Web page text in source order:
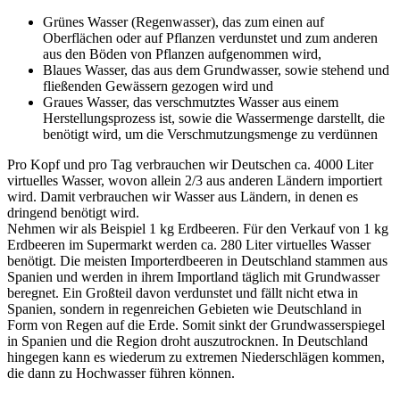
Grünes Wasser (Regenwasser), das zum einen auf
Oberflächen oder auf Pflanzen verdunstet und zum anderen
aus den Böden von Pflanzen aufgenommen wird,
Blaues Wasser, das aus dem Grundwasser, sowie stehend und
fließenden Gewässern gezogen wird und
Graues Wasser, das verschmutztes Wasser aus einem
Herstellungsprozess ist, sowie die Wassermenge darstellt, die
benötigt wird, um die Verschmutzungsmenge zu verdünnen
Pro Kopf und pro Tag verbrauchen wir Deutschen ca. 4000 Liter
virtuelles Wasser, wovon allein 2/3 aus anderen Ländern importiert
wird. Damit verbrauchen wir Wasser aus Ländern, in denen es
dringend benötigt wird.
Nehmen wir als Beispiel 1 kg Erdbeeren. Für den Verkauf von 1 kg
Erdbeeren im Supermarkt werden ca. 280 Liter virtuelles Wasser
benötigt. Die meisten Importerdbeeren in Deutschland stammen aus
Spanien und werden in ihrem Importland täglich mit Grundwasser
beregnet. Ein Großteil davon verdunstet und fällt nicht etwa in
Spanien, sondern in regenreichen Gebieten wie Deutschland in
Form von Regen auf die Erde. Somit sinkt der Grundwasserspiegel
in Spanien und die Region droht auszutrocknen. In Deutschland
hingegen kann es wiederum zu extremen Niederschlägen kommen,
die dann zu Hochwasser führen können.